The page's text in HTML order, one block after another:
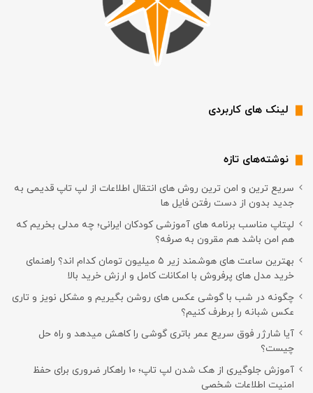
لینک های کاربردی
نوشته‌های تازه
سریع ترین و امن ترین روش های انتقال اطلاعات از لپ تاپ قدیمی به
جدید بدون از دست رفتن فایل ها
لپتاپ مناسب برنامه های آموزشی کودکان ایرانی؛ چه مدلی بخریم که
هم امن باشد هم مقرون به صرفه؟
بهترین ساعت های هوشمند زیر ۵ میلیون تومان کدام اند؟ راهنمای
خرید مدل های پرفروش با امکانات کامل و ارزش خرید بالا
چگونه در شب با گوشی عکس های روشن بگیریم و مشکل نویز و تاری
عکس شبانه را برطرف کنیم؟
آیا شارژر فوق سریع عمر باتری گوشی را کاهش میدهد و راه حل
چیست؟
آموزش جلوگیری از هک شدن لپ تاپ؛ 10 راهکار ضروری برای حفظ
امنیت اطلاعات شخصی